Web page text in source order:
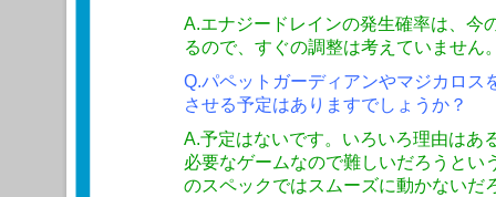
A.エナジードレインの発生確率は、今
るので、すぐの調整は考えていません
Q.パペットガーディアンやマジカロス
させる予定はありますでしょうか？
A.予定はないです。いろいろ理由はあ
必要なゲームなので難しいだろうとい
のスペックではスムーズに動かないだ